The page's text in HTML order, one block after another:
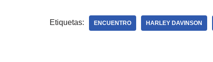
Etiquetas: ENCUENTRO HARLEY DAVINSON